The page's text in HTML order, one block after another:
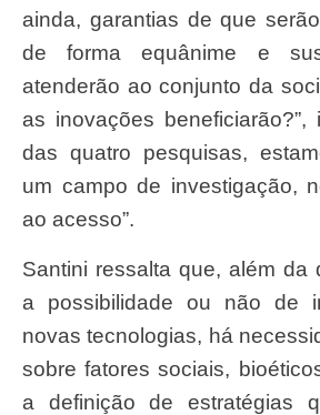
ainda, garantias de que
de forma equânime e
atenderão ao conjunto da
as inovações beneficiarão?”,
das quatro pesquisas,
um campo de investigação,
ao acesso”.
Santini ressalta que, além da discussão sobre
a possibilidade ou não de
novas tecnologias, há
sobre fatores sociais,
a definição de estratégias